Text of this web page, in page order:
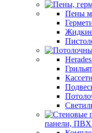
Пены
Жидкие
панели, ПВХ